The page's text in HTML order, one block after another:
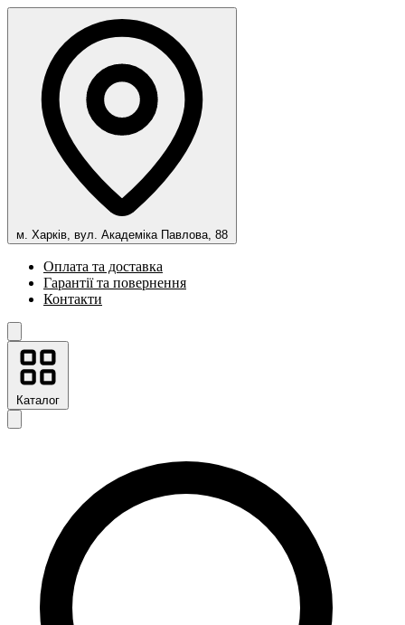
м. Харків, вул. Академіка Павлова, 88
Оплата та доставка
Гарантії та повернення
Контакти
Каталог